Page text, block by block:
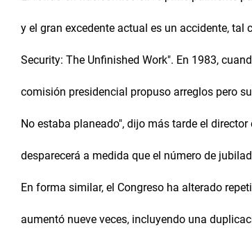
y el gran excedente actual es un accidente,
Security: The Unfinished Work". En 1983,
comisión presidencial propuso arreglos pero
No estaba planeado", dijo más tarde el
desparecerá a medida que el número de
En forma similar, el Congreso ha alterado
aumentó nueve veces, incluyendo una